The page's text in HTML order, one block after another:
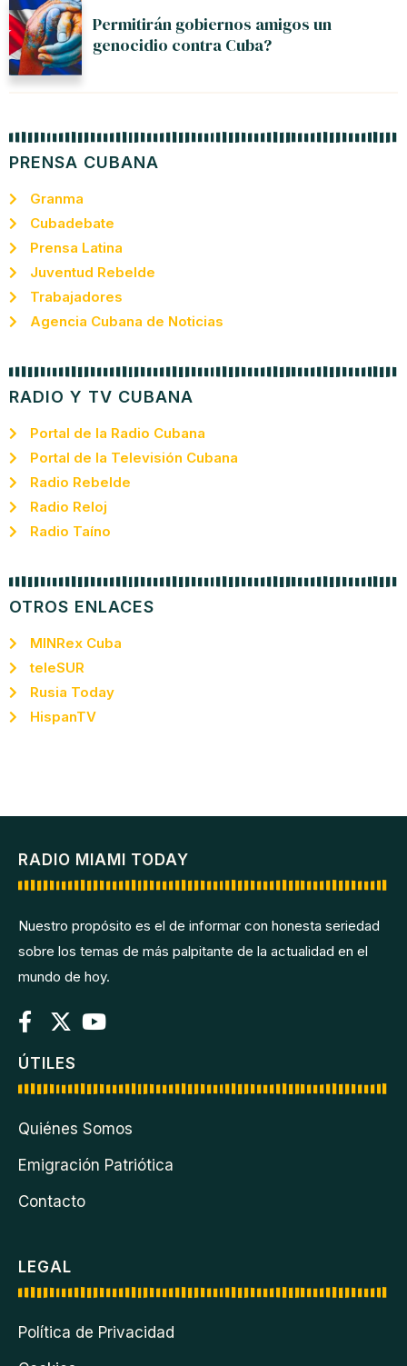
Permitirán gobiernos amigos un
genocidio contra Cuba?
PRENSA CUBANA
Granma
Cubadebate
Prensa Latina
Juventud Rebelde
Trabajadores
Agencia Cubana de Noticias
RADIO Y TV CUBANA
Portal de la Radio Cubana
Portal de la Televisión Cubana
Radio Rebelde
Radio Reloj
Radio Taíno
OTROS ENLACES
MINRex Cuba
teleSUR
Rusia Today
HispanTV
RADIO MIAMI TODAY
Nuestro propósito es el de informar con honesta seriedad
sobre los temas de más palpitante de la actualidad en el
mundo de hoy.
ÚTILES
Quiénes Somos
Emigración Patriótica
Contacto
LEGAL
Política de Privacidad